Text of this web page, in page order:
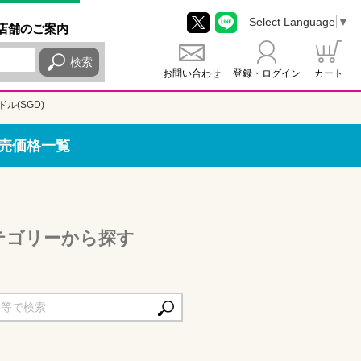
舗のご案内
検索
お問い合わせ 登録・ログイン カート
Select Language ▼
ル(SGD)
価格一覧
ゴリーから探す